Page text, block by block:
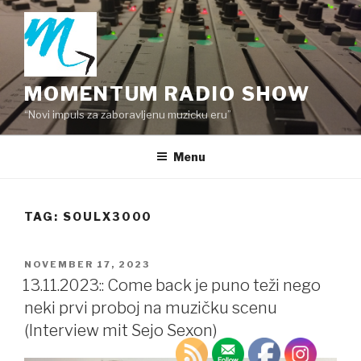
Skip
content
MOMENTUM RADIO SHOW
“Novi impuls za zaboravljenu muzicku eru”
Menu
TAG: SOULX3000
POSTED
ON
NOVEMBER 17, 2023
13.11.2023:: Come back je puno teži nego
neki prvi proboj na muzičku scenu
(Interview mit Sejo Sexon)